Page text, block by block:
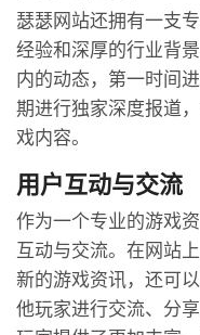
瑟瑟网站还拥有一支
经验和深厚的行业背
内的动态，第一时间
期进行独家深度报道
戏内容。
用户互动与交流
作为一个专业的游戏
互动与交流。在网站
新的游戏资讯，还可
他玩家进行交流、分